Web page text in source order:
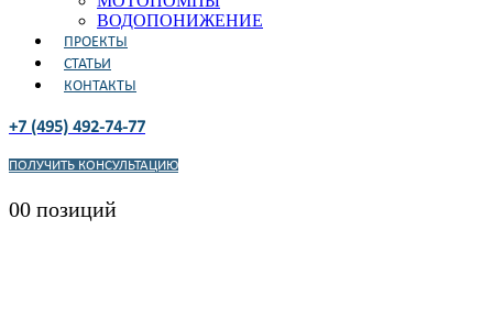
ВОДОПОНИЖЕНИЕ
ПРОЕКТЫ
СТАТЬИ
КОНТАКТЫ
+7 (495) 492-74-77
ПОЛУЧИТЬ КОНСУЛЬТАЦИЮ
00 позиций